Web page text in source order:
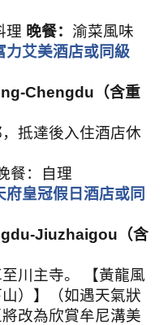
理 晚餐： 渝菜風味
力艾美酒店或同級
Chengdu （含重
抵達後入住酒店休
餐：自理
皇冠假日酒店或同
Jiuzhaigou （含
川主寺。 【黃龍風
）】（如遇天氣狀
改為欣賞牟尼溝美